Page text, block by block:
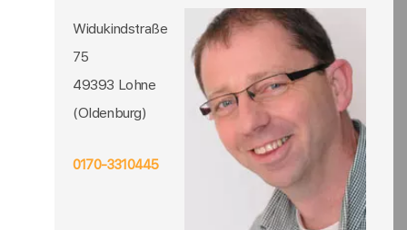
Widukindstraße
75
49393 Lohne
(Oldenburg)
0170-3310445